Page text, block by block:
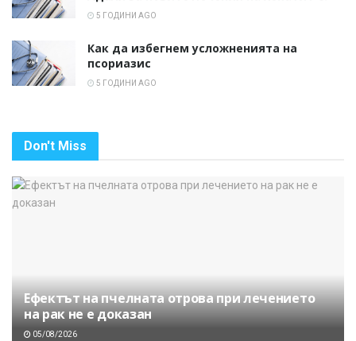
5 ГОДИНИ AGO
Как да избегнем усложненията на
псориазис
5 ГОДИНИ AGO
Don't Miss
Ефектът на пчелната отрова при лечението
на рак не е доказан
05/08/2026